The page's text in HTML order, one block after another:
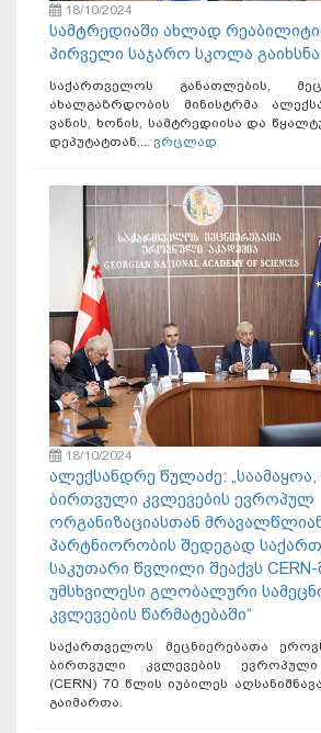
18/10/2024
სამტრედიაში ახლად
პირველი საჯარო სკოლა გაიხსნა
საქართველოს განათლების,
ახალგაზრდობის მინისტრმა
ვანის, ხონის, სამტრედიისა და
დეპუტატთან,... ვრცლად
18/10/2024
ალექსანდრე წულაძე:
ბირთვული კვლევების ევროპულ
ორგანიზაციასთან
პარტნიორობის შედეგად
საკუთარი წვლილი შეაქვს
უმსხვილესი გლობალური
კვლევების წარმატებაში“
საქართველოს მეცნიერებათა
ბირთვული კვლევების ევროპული
(CERN) 70 წლის იუბილეს
გაიმართა.